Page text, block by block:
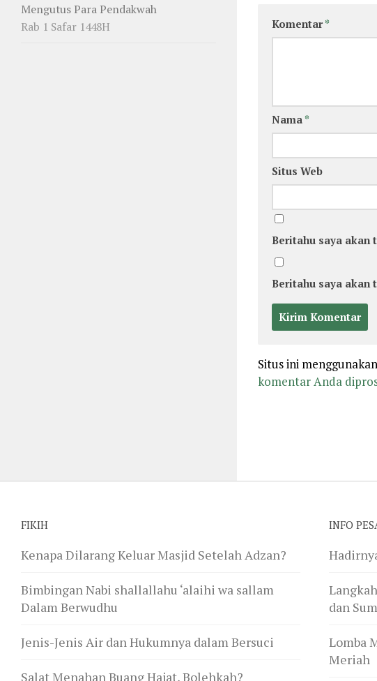
Komentar*
Nama *
Situs Web
Beritahu saya
Beritahu saya akan
Situs ini
komentar Anda
Mengutus Para Pendakwah
Rab 1 Safar 1448H
FIKIH
Kenapa Dilarang Keluar Masjid Setelah Adzan?
Bimbingan Nabi shallallahu ‘alaihi wa sallam
Dalam Berwudhu
Jenis-Jenis Air dan Hukumnya dalam Bersuci
Salat Menahan Buang Hajat, Bolehkah?
INFO
dan
Lomba
Meriah